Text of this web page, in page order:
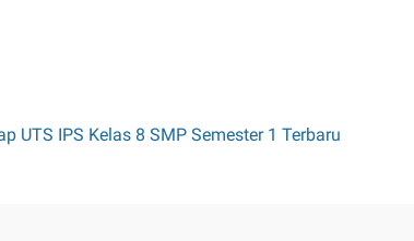
UTS IPS Kelas 8 SMP Semester 1 Terbaru